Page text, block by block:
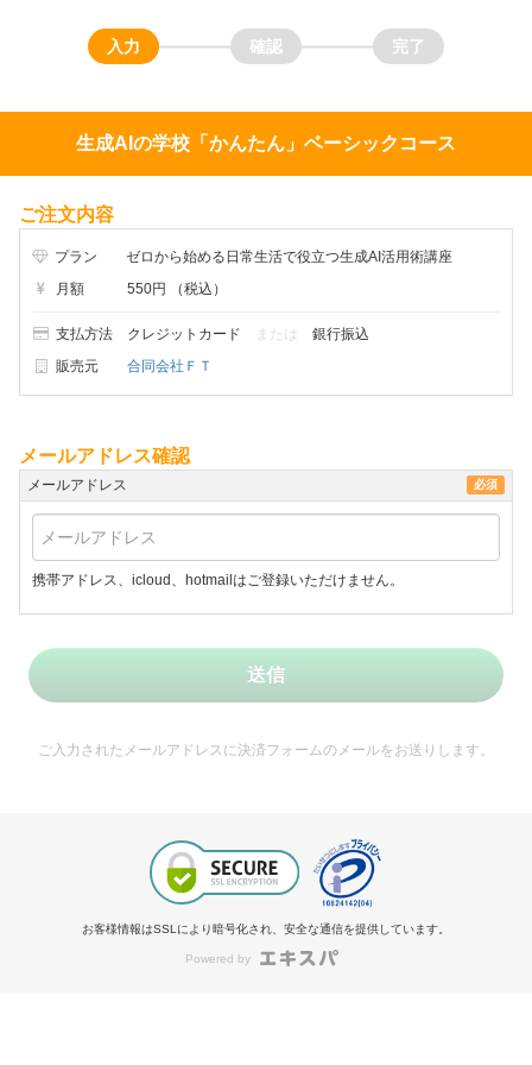
生成AIの学校「かんたん」ベーシックコース
ご注文内容
プラン
ゼロから始める日常生活で役立つ生成AI活用術講座
月額
550円 （税込）
支払方法 クレジットカード または
銀行振込
販売元
合同会社ＦＴ
メールアドレス確認
メールアドレス 必須
携帯アドレス、icloud、hotmailはご登録いただけません。
送信
ご入力されたメールアドレスに決済フォームのメールをお送りします。
お客様情報はSSLにより暗号化され、安全な通信を提供しています。
Powered by